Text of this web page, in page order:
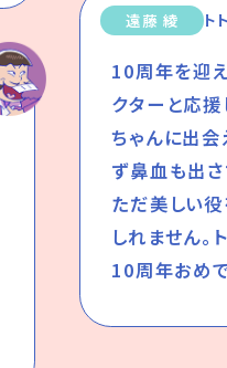
遠藤 綾 ト
10周年を迎
クターと応援
ちゃんに出
ず鼻血も出
ただ美しい
しれません。
10周年おめ